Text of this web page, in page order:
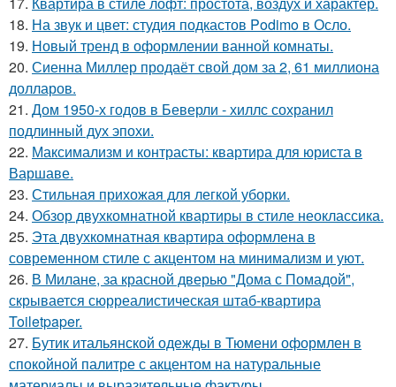
18. На звук и цвет: студия подкастов Podimo в Осло.
19. Новый тренд в оформлении ванной комнаты.
20. Сиенна Миллер продаёт свой дом за 2, 61 миллиона
долларов.
21. Дом 1950-х годов в Беверли - хиллс сохранил
подлинный дух эпохи.
22. Максимализм и контрасты: квартира для юриста в
Варшаве.
23. Стильная прихожая для легкой уборки.
24. Обзор двухкомнатной квартиры в стиле неоклассика.
25. Эта двухкомнатная квартира оформлена в
современном стиле с акцентом на минимализм и уют.
26. В Милане, за красной дверью "Дома с Помадой",
скрывается сюрреалистическая штаб-квартира
Toiletpaper.
27. Бутик итальянской одежды в Тюмени оформлен в
спокойной палитре с акцентом на натуральные